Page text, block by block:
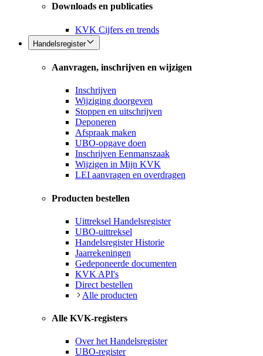
Downloads en publicaties
KVK Cijfers en trends
Handelsregister
Aanvragen, inschrijven en wijzigen
Inschrijven
Wijziging doorgeven
Stoppen en uitschrijven
Deponeren
Afspraak maken
UBO-opgave doen
Inschrijven Eenmanszaak
Wijzigen in Mijn KVK
LEI aanvragen en overdragen
Producten bestellen
Uittreksel Handelsregister
UBO-uittreksel
Handelsregister Historie
Jaarrekeningen
Gedeponeerde documenten
KVK API's
Direct bestellen
Alle producten
Alle KVK-registers
Over het Handelsregister
UBO-register